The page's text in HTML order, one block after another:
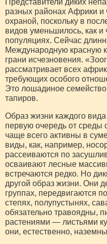
Представители диких
разных районах Африки и
охраной, поскольку в
видов уменьшилось, как и
популяциях. Сейчас
Международную красную
грани исчезновения.
рассматривает всех
требующих особого
Это лошадиное
тапиров.
Образ жизни каждого
первую очередь от
чаще всего активны в
виды, как, например,
рассеиваются по
осваивают лесные
встречаются редко. Но
другой образ жизни. Они
группах, передвигаются
степях, полупустынях,
обязательно травоядны,
растениями — листьями
они, естественно,